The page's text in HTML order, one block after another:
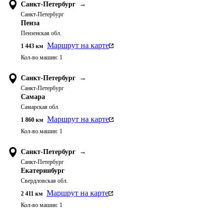
Санкт-Петербург →
Санкт-Петербург
Пенза
Пензенская обл.
1 443 км Маршрут на карте
Кол-во машин: 1
Санкт-Петербург →
Санкт-Петербург
Самара
Самарская обл.
1 860 км Маршрут на карте
Кол-во машин: 1
Санкт-Петербург →
Санкт-Петербург
Екатеринбург
Свердловская обл.
2 411 км Маршрут на карте
Кол-во машин: 1